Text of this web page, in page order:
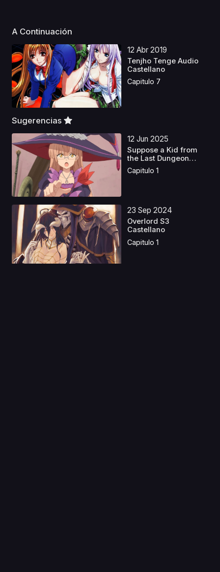
A Continuación
12 Abr 2019
Tenjho Tenge Audio
Castellano
Capitulo 7
Sugerencias
12 Jun 2025
Suppose a Kid from
the Last Dungeon
Boon...
Capitulo 1
23 Sep 2024
Overlord S3
Castellano
Capitulo 1